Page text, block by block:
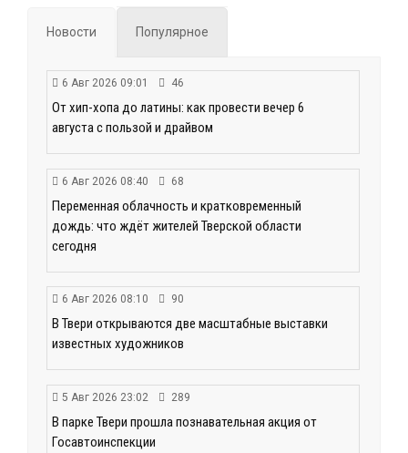
Новости Популярное
6 Авг 2026 09:01 46
От хип-хопа до латины: как провести вечер 6
августа с пользой и драйвом
6 Авг 2026 08:40 68
Переменная облачность и кратковременный
дождь: что ждёт жителей Тверской области
сегодня
6 Авг 2026 08:10 90
В Твери открываются две масштабные выставки
известных художников
5 Авг 2026 23:02 289
В парке Твери прошла познавательная акция от
Госавтоинспекции